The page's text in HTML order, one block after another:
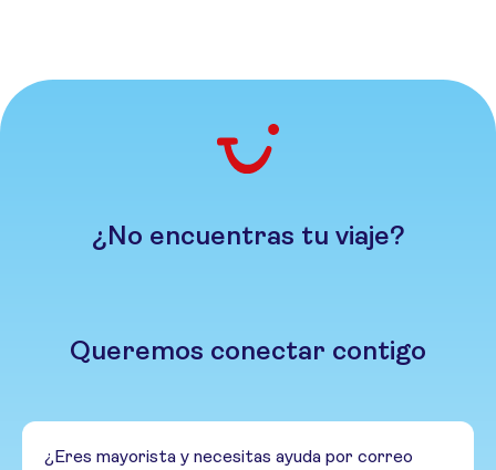
¿No encuentras tu viaje?
Queremos conectar contigo
¿Eres mayorista y necesitas ayuda por correo